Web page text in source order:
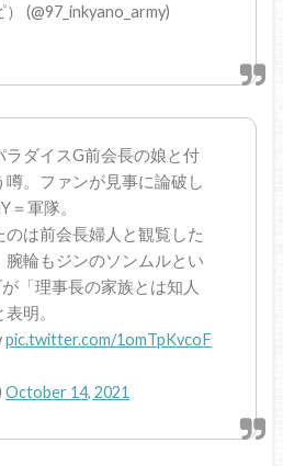
(@97_inkyano_army)
ラダイスG前会長の娘と付
噂。ファンが見事に論破し
＝軍隊。
のは前会長婦人と観覧した
腕輪もジンのソンムルとい
「理事長の家族とは知人
明。
pic.twitter.com/1omTpKvcoF
October 14, 2021